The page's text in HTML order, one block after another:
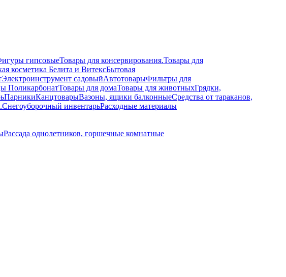
гипсовыеТовары для консервирования.Товары для
косметика Белита и ВитексБытовая
Электроинструмент садовыйАвтотоварыФильтры для
ПоликарбонатТовары для домаТовары для животныхГрядки,
ПарникиКанцтоварыВазоны, ящики балконныеСредства от тараканов,
Снегоуборочный инвентарьРасходные материалы
Рассада однолетников, горшечные комнатные